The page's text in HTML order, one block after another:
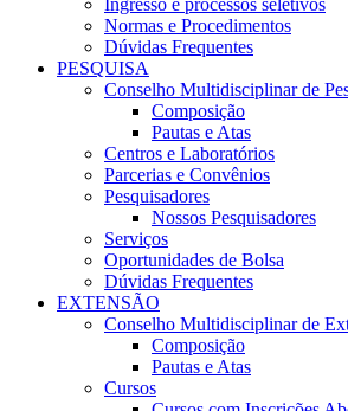
Ingresso e processos seletivos
Normas e Procedimentos
Dúvidas Frequentes
PESQUISA
Conselho Multidisciplinar de
Composição
Pautas e Atas
Centros e Laboratórios
Parcerias e Convênios
Pesquisadores
Nossos Pesquisadores
Serviços
Oportunidades de Bolsa
Dúvidas Frequentes
EXTENSÃO
Conselho Multidisciplinar de
Composição
Pautas e Atas
Cursos